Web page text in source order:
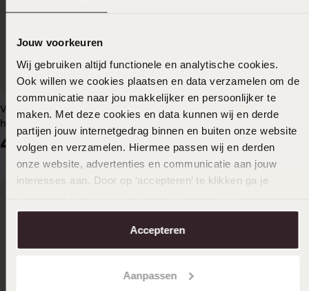
Jouw voorkeuren
Wij gebruiken altijd functionele en analytische cookies.
Ook willen we cookies plaatsen en data verzamelen om de
communicatie naar jou makkelijker en persoonlijker te
maken. Met deze cookies en data kunnen wij en derde
partijen jouw internetgedrag binnen en buiten onze website
volgen en verzamelen. Hiermee passen wij en derden
onze website, advertenties en communicatie aan jouw
interesses aan. Door op ‘accepteren’ te klikken ga je
aanpassen. Lees er meer over in onscookiebeleid.
Accepteren
Aanpassen
Vintage doosje roze
hexagon
4
Poetsmiddel -
Reinigingsvloeistof zilveren
sieraden
9